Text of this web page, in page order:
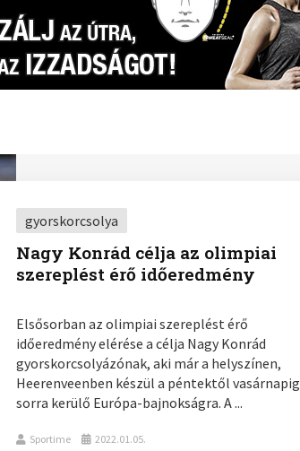
gyorskorcsolya
Nagy Konrád célja az olimpiai
szereplést érő időeredmény
Elsősorban az olimpiai szereplést érő
időeredmény elérése a célja Nagy Konrád
gyorskorcsolyázónak, aki már a helyszínen,
Heerenveenben készül a péntektől vasárnapig
sorra kerülő Európa-bajnokságra. A ...
Sportime 2022.01.05.